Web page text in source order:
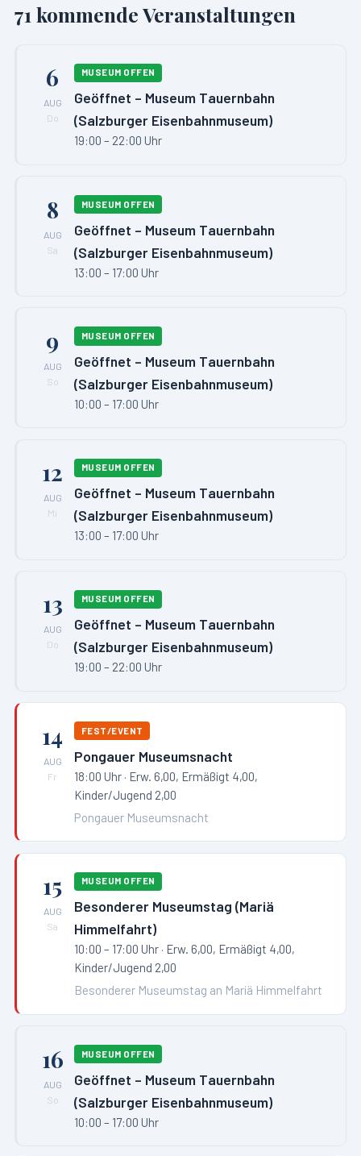
71 kommende Veranstaltungen
6
AUG
Do
MUSEUM OFFEN
Geöffnet – Museum Tauernbahn
(Salzburger Eisenbahnmuseum)
19:00 – 22:00 Uhr
8
AUG
Sa
MUSEUM OFFEN
Geöffnet – Museum Tauernbahn
(Salzburger Eisenbahnmuseum)
13:00 – 17:00 Uhr
9
AUG
So
MUSEUM OFFEN
Geöffnet – Museum Tauernbahn
(Salzburger Eisenbahnmuseum)
10:00 – 17:00 Uhr
12
AUG
Mi
MUSEUM OFFEN
Geöffnet – Museum Tauernbahn
(Salzburger Eisenbahnmuseum)
13:00 – 17:00 Uhr
13
AUG
Do
MUSEUM OFFEN
Geöffnet – Museum Tauernbahn
(Salzburger Eisenbahnmuseum)
19:00 – 22:00 Uhr
14
AUG
Fr
FEST/EVENT
Pongauer Museumsnacht
18:00 Uhr · Erw. 6,00, Ermäßigt 4,00,
Kinder/Jugend 2,00
Pongauer Museumsnacht
15
AUG
Sa
MUSEUM OFFEN
Besonderer Museumstag (Mariä
Himmelfahrt)
10:00 – 17:00 Uhr · Erw. 6,00, Ermäßigt 4,00,
Kinder/Jugend 2,00
Besonderer Museumstag an Mariä Himmelfahrt
16
AUG
So
MUSEUM OFFEN
Geöffnet – Museum Tauernbahn
(Salzburger Eisenbahnmuseum)
10:00 – 17:00 Uhr